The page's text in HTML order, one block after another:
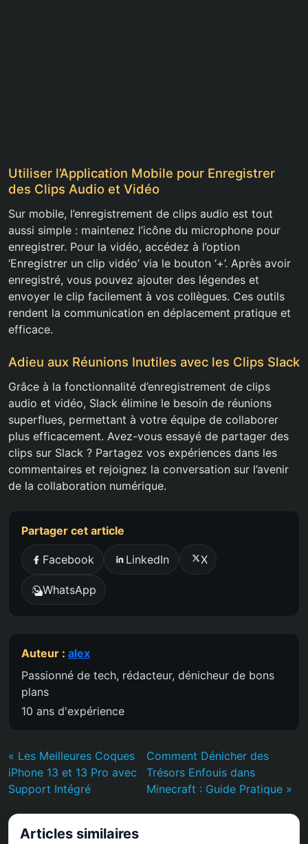
Utiliser l’Application Mobile pour Enregistrer
des Clips Audio et Vidéo
Sur mobile, l’enregistrement de clips audio est tout
aussi simple : maintenez l’icône du microphone pour
enregistrer. Pour la vidéo, accédez à l’option
‘Enregistrer un clip vidéo’ via le bouton ‘+’. Après avoir
enregistré, vous pouvez ajouter des légendes et
envoyer le clip facilement à vos collègues. Ces outils
rendent la communication en déplacement pratique et
efficace.
Adieu aux Réunions Inutiles avec les Clips Slack
Grâce à la fonctionnalité d’enregistrement de clips
audio et vidéo, Slack élimine le besoin de réunions
superflues, permettant à votre équipe de collaborer
plus efficacement. Avez-vous essayé de partager des
clips sur Slack ? Partagez vos expériences dans les
commentaires et rejoignez la conversation sur l’avenir
de la collaboration numérique.
Partager cet article
Facebook LinkedIn X
WhatsApp
Auteur : alex
Passionné de tech, rédacteur, dénicheur de bons
plans
10 ans d'expérience
« Les Meilleures Coques
iPhone 13 et 13 Pro avec
Support Intégré
Comment Dénicher des
Trésors Enfouis dans
Minecraft : Guide Pratique »
Articles similaires